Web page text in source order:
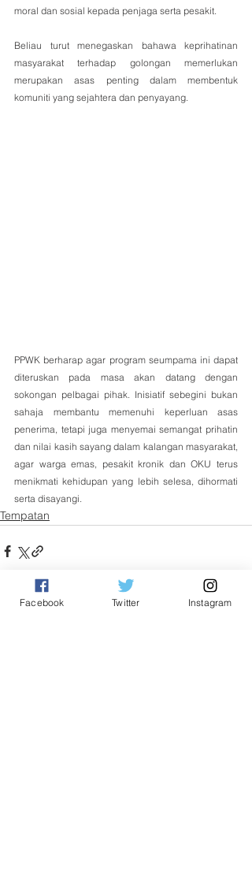
moral dan sosial kepada penjaga serta pesakit.
Beliau turut menegaskan bahawa keprihatinan
masyarakat terhadap golongan memerlukan
merupakan asas penting dalam membentuk
komuniti yang sejahtera dan penyayang.
PPWK berharap agar program seumpama ini dapat
diteruskan pada masa akan datang dengan
sokongan pelbagai pihak. Inisiatif sebegini bukan
sahaja membantu memenuhi keperluan asas
penerima, tetapi juga menyemai semangat prihatin
dan nilai kasih sayang dalam kalangan masyarakat,
agar warga emas, pesakit kronik dan OKU terus
menikmati kehidupan yang lebih selesa, dihormati
serta disayangi.
Tempatan
Related Posts See All
Facebook Twitter Instagram